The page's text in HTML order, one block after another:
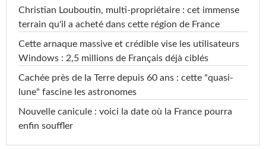
Christian Louboutin, multi-propriétaire : cet immense
terrain qu'il a acheté dans cette région de France
Cette arnaque massive et crédible vise les utilisateurs
Windows : 2,5 millions de Français déjà ciblés
Cachée près de la Terre depuis 60 ans : cette "quasi-
lune" fascine les astronomes
Nouvelle canicule : voici la date où la France pourra
enfin souffler